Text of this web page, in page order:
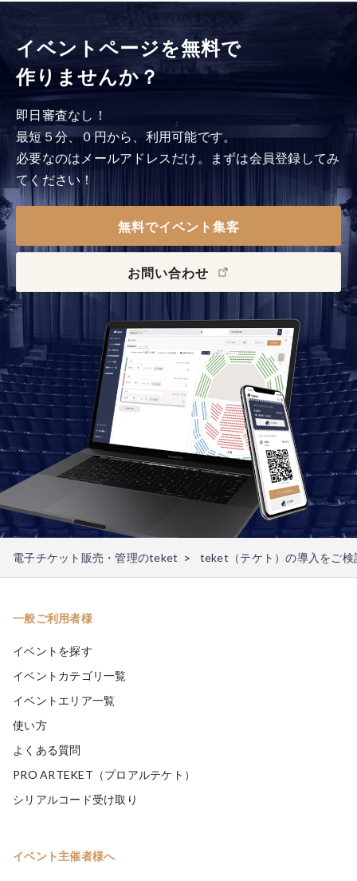
イベントページを無料で
作りませんか？
即日審査なし！
最短５分、０円から、利用可能です。
必要なのはメールアドレスだけ。まずは会員登録してみ
てください！
無料でイベント集客
お問い合わせ
電子チケット販売・管理のteket teket（テケト）の導入をご検
一般ご利用者様
イベントを探す
イベントカテゴリ一覧
イベントエリア一覧
使い方
よくある質問
PRO ARTEKET（プロアルテケト）
シリアルコード受け取り
イベント主催者様へ